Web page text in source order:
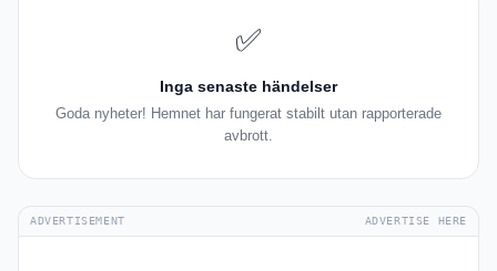
✅
Inga senaste händelser
Goda nyheter! Hemnet har fungerat stabilt utan rapporterade
avbrott.
ADVERTISEMENT ADVERTISE HERE